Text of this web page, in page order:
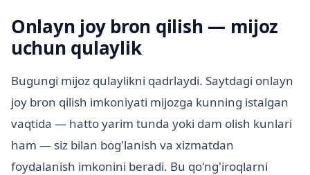
Onlayn joy bron qilish — mijoz
uchun qulaylik
Bugungi mijoz qulaylikni qadrlaydi. Saytdagi onlayn
joy bron qilish imkoniyati mijozga kunning istalgan
vaqtida — hatto yarim tunda yoki dam olish kunlari
ham — siz bilan bog'lanish va xizmatdan
foydalanish imkonini beradi. Bu qo'ng'iroqlarni